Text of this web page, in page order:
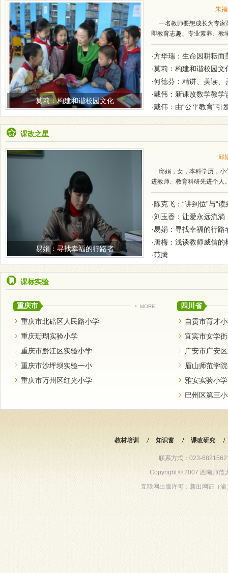
莫莉：构建和谐校园文化
朱
一名教师要想成长为专家
即教育志趣、专业素养、教
·方华瑞：生命因耕耘而
·莫莉：构建和谐校园文
·何德芬：精讲、美读、
·戴伟：新课改数学教学
·戴伟：由“公平教育”引
课改之星
易娟：寻找幸福的行路者
邱
邱娟，女，本科学历，小
进教师、教育科研先进个人
·陈克飞：“讲到位”与“
·刘玉香：让爱永远流淌
·易娟：寻找幸福的行路
·唐梅：浅谈教师威信的
·范腾
课标实验
MORE
重庆市
重庆市北碚区人民路小学
重庆珊瑚实验小学
重庆市黔江区实验小学
重庆市沙坪坝实验一小
重庆市万州区红光小学
四川省
自贡市育才
宜宾市女学
广安市广安
眉山师范学
雅安实验小学
巴州区第三
教材培训 知识窗 课改研究
联系方式：023-
Copyright © 2007 西南师范
互联网出版许可：新出网证（